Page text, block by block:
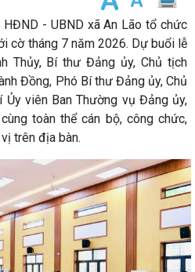
- UBND xã An Lão tổ chức
cờ tháng 7 năm 2026. Dự buổi lễ
Thủy, Bí thư Đảng ủy, Chủ tịch
Đồng, Phó Bí thư Đảng ủy, Chủ
Ủy viên Ban Thường vụ Đảng ủy,
toàn thể cán bộ, công chức,
trên địa bàn.